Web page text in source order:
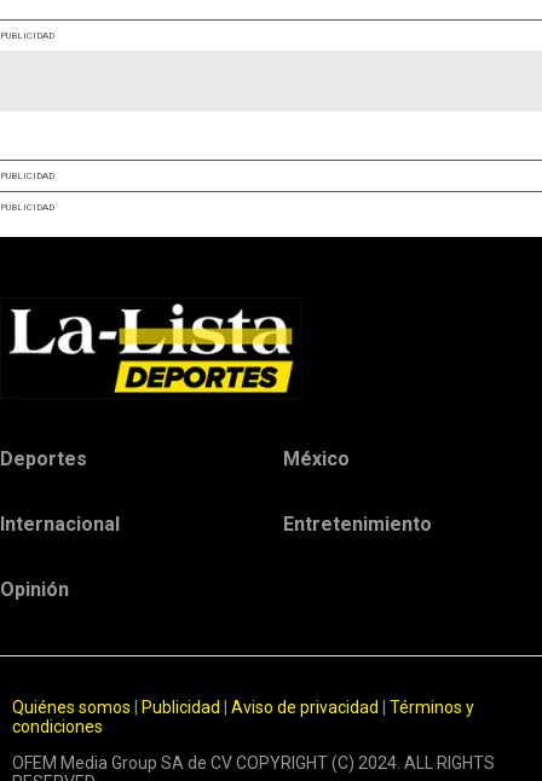
PUBLICIDAD
PUBLICIDAD
PUBLICIDAD
Deportes México
Internacional Entretenimiento
Opinión
Quiénes somos Publicidad Aviso de privacidad
Términos y
condiciones
OFEM Media Group SA de CV COPYRIGHT (C) 2024. ALL RIGHTS